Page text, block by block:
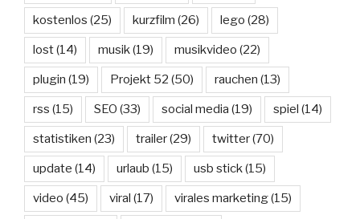
kostenlos (25) kurzfilm (26) lego (28)
lost(14) musik(19) musikvideo (22)
plugin (19) Projekt 52 (50) rauchen (13)
rss (15) SEO (33) social media (19) spiel (14)
statistiken (23) trailer(29) twitter(70)
update (14) urlaub (15) usb stick(15)
video (45) viral (17) virales marketing(15)